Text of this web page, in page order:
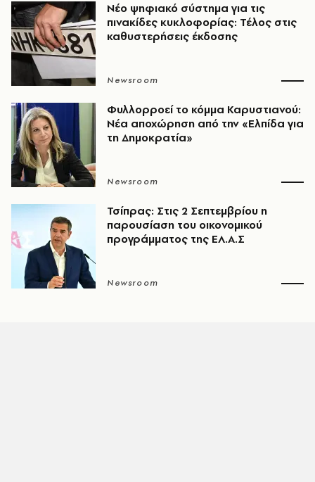
Νέο ψηφιακό σύστημα για τις
πινακίδες κυκλοφορίας: Τέλος στις
καθυστερήσεις έκδοσης
Newsroom
Φυλλορροεί το κόμμα Καρυστιανού:
Νέα αποχώρηση από την «Ελπίδα για
τη Δημοκρατία»
Newsroom
Τσίπρας: Στις 2 Σεπτεμβρίου η
παρουσίαση του οικονομικού
προγράμματος της ΕΛ.Α.Σ
Newsroom